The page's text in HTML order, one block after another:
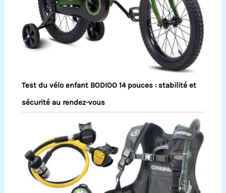
Test du vélo enfant BODIOO 14 pouces : stabilité et
sécurité au rendez-vous